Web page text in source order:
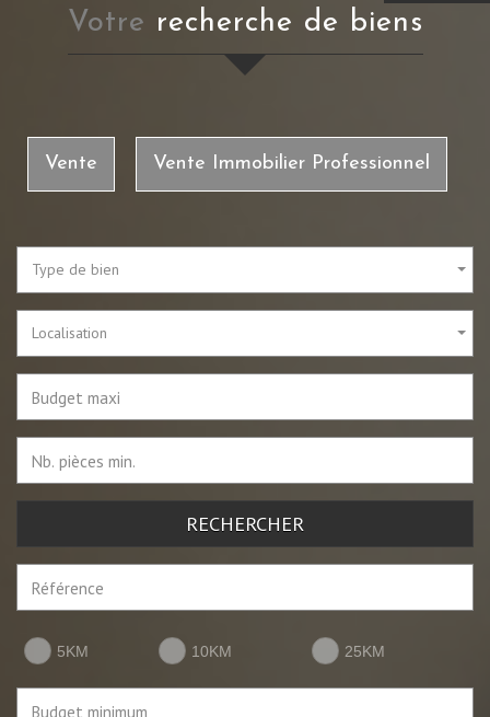
votre recherche de biens
Vente Vente Immobilier Professionnel
Type de bien
Localisation
RECHERCHER
5KM 10KM 25KM